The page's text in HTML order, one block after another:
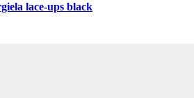
lace-ups black